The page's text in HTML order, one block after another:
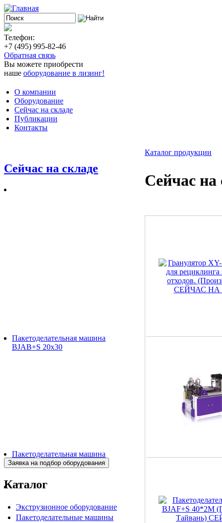
Телефон:
+7 (495) 995-82-46
Обратная связь
Вы можете приобрести
наше оборудование в лизинг!
О компании
Оборудование
Сейчас на складе
Публикации
Контакты
Сейчас на складе
Пакетоделательная машина
BJAB+S 20x30
Пакетоделательная машина
BJAF+S 40*2M
Каталог
Экструзионное оборудование
Пакетоделательные машины
Каталог продукции
Сейчас на